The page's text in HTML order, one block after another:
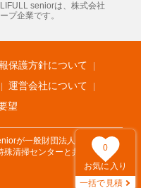
0
お気に入り
一括で見積
動産投資 アドバイザー
場 不動産会社
まちむすび
HOME'S PRESS
転職
seniorは、株式会社
プ企業です。
保護方針について
運営会社について
望
が一般財団法人遺品整理士
清掃センターと共同でサービ